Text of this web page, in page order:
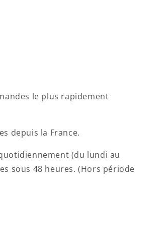
le plus rapidement
depuis la France.
(du lundi au
sous 48 heures. (Hors période